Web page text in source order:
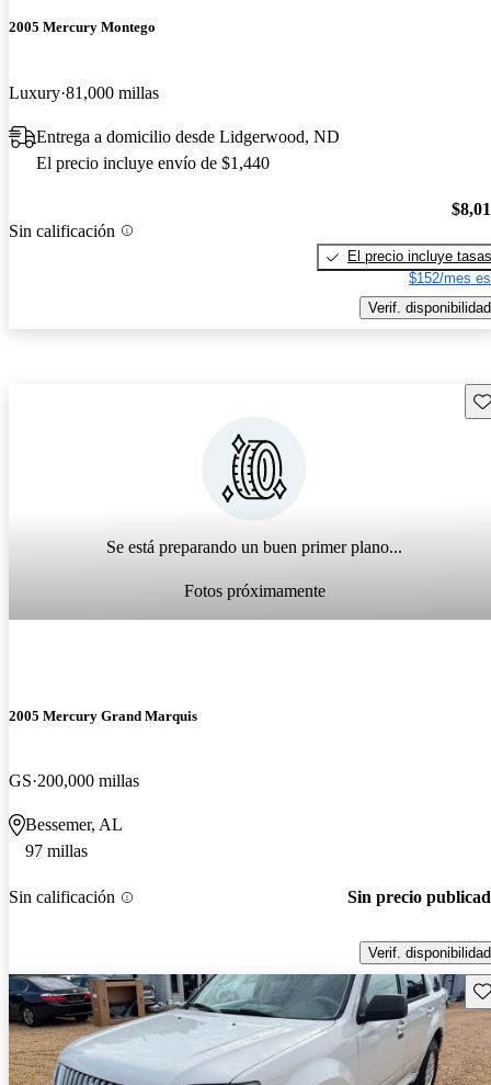
2005 Mercury Montego
Luxury 81,000 millas
Entrega a domicilio desde Lidgerwood, ND
El precio incluye envío de $1,440
Sin calificación
El precio incluye tasas
$152/mes
Verif. disponibilidad
Se está preparando un buen primer plano...
Fotos próximamente
2005 Mercury Grand Marquis
GS 200,000 millas
Bessemer, AL
97 millas
Sin calificación Sin precio
Verif. disponibilidad